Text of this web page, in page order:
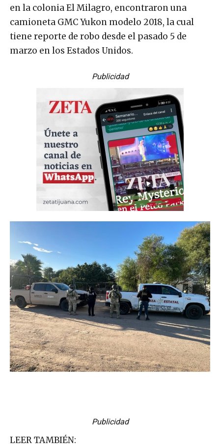
en la colonia El Milagro, encontraron una
camioneta GMC Yukon modelo 2018, la cual
tiene reporte de robo desde el pasado 5 de
marzo en los Estados Unidos.
Publicidad
Publicidad
LEER TAMBIÉN: